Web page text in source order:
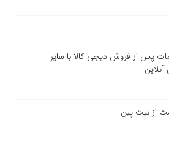
پس از فروش دیجی کالا با سایر
از بیت پین